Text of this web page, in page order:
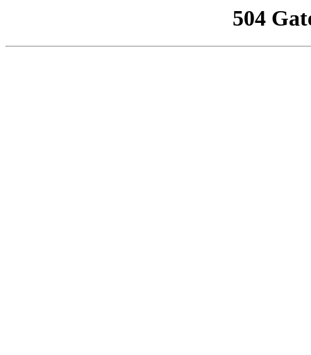
504